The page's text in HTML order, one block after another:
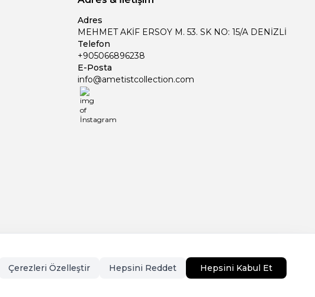
Adres
MEHMET AKİF ERSOY M. 53. SK NO: 15/A DENİZLİ
Telefon
+905066896238
E-Posta
info@ametistcollection.com
Çerezleri Özelleştir Hepsini Reddet Hepsini Kabul Et